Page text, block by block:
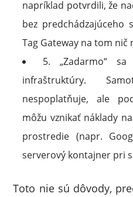
napríklad potvrdili, že
bez predchádzajúceho
Tag Gateway na tom nič
5. „Zadarmo“
infraštruktúry.
nespoplatňuje, ale
môžu vznikať náklady
prostredie (napr.
serverový kontajner pri
Toto nie sú dôvody,